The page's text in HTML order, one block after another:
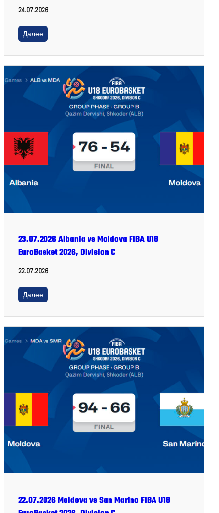
24.07.2026
Далее
23.07.2026 Albania vs Moldova FIBA U18
EuroBasket 2026, Division C
22.07.2026
Далее
22.07.2026 Moldova vs San Marino FIBA U18